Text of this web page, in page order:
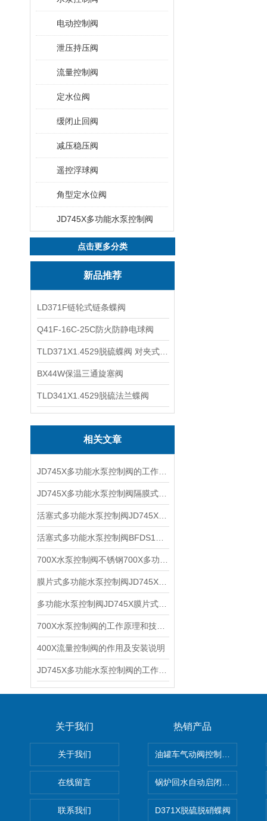
电动控制阀
泄压持压阀
流量控制阀
定水位阀
缓闭止回阀
减压稳压阀
遥控浮球阀
角型定水位阀
JD745X多功能水泵控制阀
点击更多分类
新品推荐
LD371F链轮式链条蝶阀
Q41F-16C-25C防火防静电球阀
BX44W保温三通旋塞阀
TLD341X1.4529脱硫法兰蝶阀
相关文章
400X流量控制阀的作用及安装说明
关于我们
关于我们
在线留言
联系我们
热销产品
油罐车气动阀控制气动组合
锅炉回水自动启闭阀KTH41X
D371X脱硫脱硝蝶阀